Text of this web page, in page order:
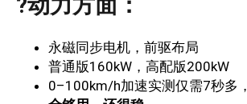
永磁同步电机，前驱布局
普通版160kW，高配版200kW
0–100km/h加速实测仅需7秒多，